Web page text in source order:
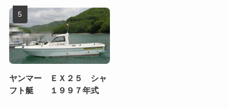
ヤンマー ＥＸ２５ シャ
フト艇 １９９７年式